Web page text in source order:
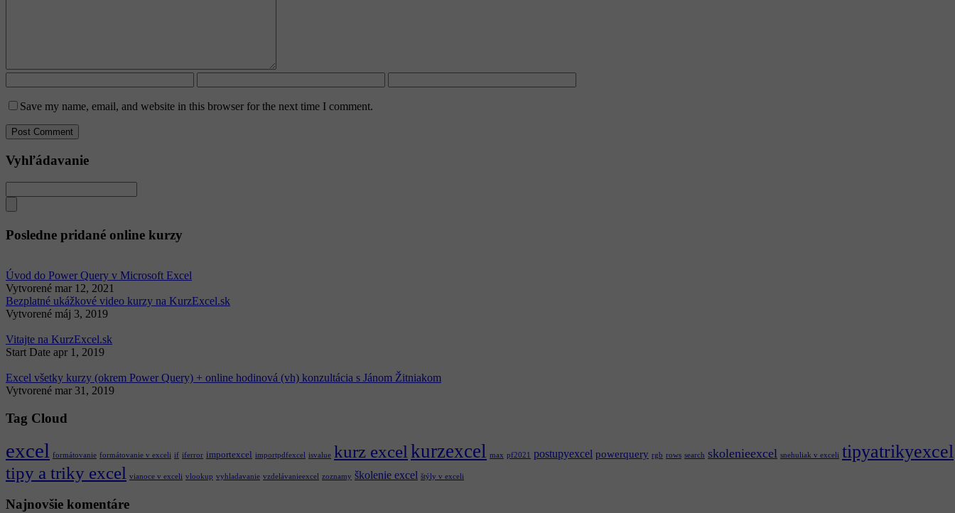
Save my name, email, and website in this browser for the next time I comment.
Vyhľádavanie
Posledne pridané online kurzy
Úvod do Power Query v Microsoft Excel
Vytvorené mar 12, 2021
Bezplatné ukážkové video kurzy na KurzExcel.sk
Vytvorené máj 3, 2019
Vitajte na KurzExcel.sk
Start Date apr 1, 2019
Excel všetky kurzy (okrem Power Query) + online hodinová (vh) konzultácia s Jánom Žitniakom
Vytvorené mar 31, 2019
Tag Cloud
excel formátovanie formátovanie v exceli if iferror importexcel importpdfexcel isvalue kurz excelkurzexcel max pf2021 postupyexcel powerquery rgb rows search skolenieexcel snehuliak v exceli tipyatrikyexcel
tipy a triky excel vianoce v exceli vlookup vyhladavanie vzdelávanieexcel zoznamy školenie excel štýly v exceli
Najnovšie komentáre